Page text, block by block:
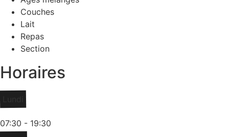
Couches
Lait
Repas
Section
Horaires
07:30 - 19:30